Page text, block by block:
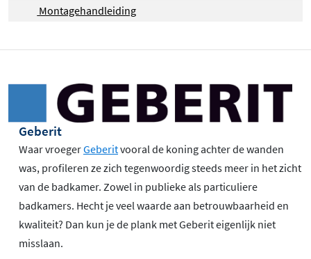
Montagehandleiding
Geberit
Waar vroegerGeberitvooral de koning achter de wanden
was, profileren ze zich tegenwoordig steeds meer in het zicht
van de badkamer. Zowel in publieke als particuliere
badkamers. Hecht je veel waarde aan betrouwbaarheid en
kwaliteit? Dan kun je de plank met Geberit eigenlijk niet
misslaan.